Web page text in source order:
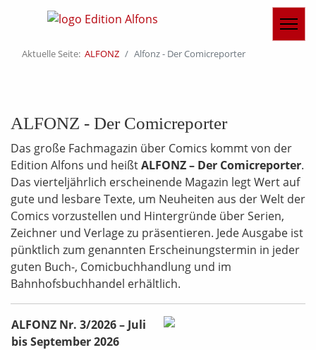
Aktuelle Seite: ALFONZ Alfonz - Der Comicreporter
ALFONZ - Der Comicreporter
Das große Fachmagazin über Comics kommt von der
Edition Alfons und heißtALFONZ – Der Comicreporter.
Das vierteljährlich erscheinende Magazin legt Wert auf
gute und lesbare Texte, um Neuheiten aus der Welt der
Comics vorzustellen und Hintergründe über Serien,
Zeichner und Verlage zu präsentieren. Jede Ausgabe ist
pünktlich zum genannten Erscheinungstermin in jeder
guten Buch-, Comicbuchhandlung und im
Bahnhofsbuchhandel erhältlich.
ALFONZ Nr. 3/2026 – Juli
bis September 2026